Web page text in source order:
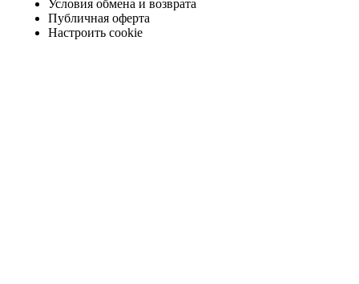
Условия обмена и возврата
Публичная оферта
Настроить cookie